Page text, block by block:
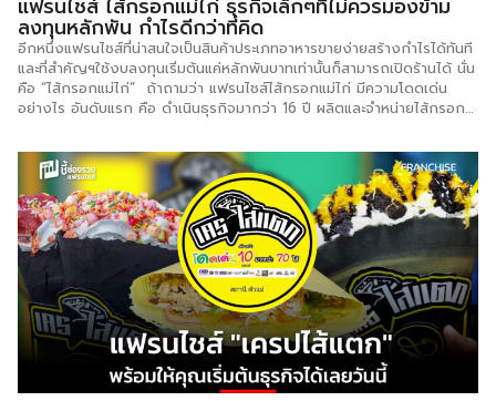
ลงทุนหลักพัน กำไรดีกว่าที่คิด
อีกหนึ่งแฟรนไชส์ที่น่าสนใจเป็นสินค้าประเภทอาหารขายง่ายสร้างกำไรได้ทันที
และที่สำคัญฯใช้งบลงทุนเริ่มต้นแค่หลักพันบาทเท่านั้นก็สามารถเปิดร้านได้ นั่น
คือ “ไส้กรอกแม่ไก่” ถ้าถามว่า แฟรนไชส์ไส้กรอกแม่ไก่ มีความโดดเด่น
อย่างไร อันดับแรก คือ ดำเนินธุรกิจมากว่า 16 ปี ผลิตและจำหน่ายไส้กรอก
อีสานหลายรสชาติ อาทิ หมูใหม่, หมูเปรี้ยว, หมูวุ้นเส้น และกุ้งอบวุ้นเส้น ไป
เรื่องของคุณภาพ โรงงานผลิตมาตรฐาน GMP และ HACCP วัตถุดิบ
ทั้งหมดผ่านการคัดสรรมาด้วยระบบที่มีประสิทธิภาพ สะอาด ผลิตสดใหม่วันต่อ
วัน และส่งสินค้าทุกวัน โดยมีทั้งแบบแช่เย็น และแช่แข็ง นอกจากนนี้ยังมีการ
ผลิตในรูปแบบของ OEM ให้กับผู้ที่สนใจ สินค้า OBM จากโรงงาน แม่ไก่ อิน
เตอร์ฟู้ดส์ 2019 จำกัด รับประกันความ อร่อย สะอาด สดใหม่ ด้วยความ
พิถีพิถันในการคัดสรรวัตถุดิบ และ ผ่านกรรมวิธีการผลิตที่ทันสมัย ผลิตจาก
โรงงาน มาตรฐาน GHP ผลิตภัณฑ์ของทางแม่ไก่ มีสินค้าให้เลือกหลาก
หลายชนิด ทั้งคุณภาพและความอร่อย […]